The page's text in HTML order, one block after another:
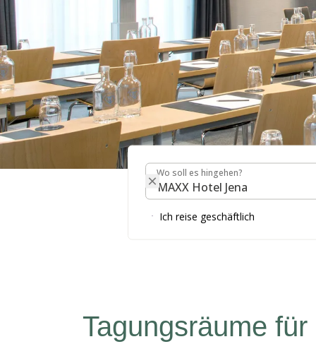
Meeting & Event
TAGUNGSRAUM FINDEN
Wo soll es hingehen?
Wo soll es hingehen?
Ich reise geschäftlich
Tagungsräume für